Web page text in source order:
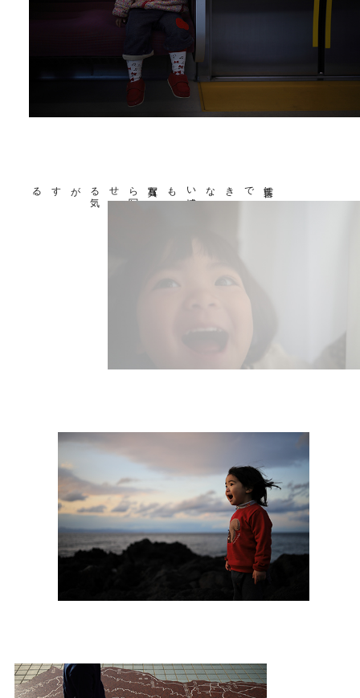
言葉にできない
感情
も
、
写真なら
写
せる
気
がする
。